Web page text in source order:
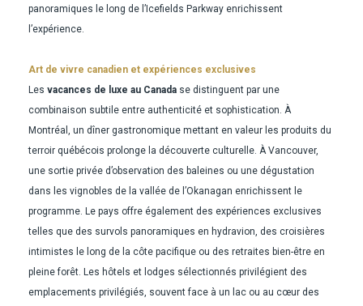
panoramiques le long de l’Icefields Parkway enrichissent
l’expérience.
Art de vivre canadien et expériences exclusives
Les vacances de luxe au Canada se distinguent par une
combinaison subtile entre authenticité et sophistication. À
Montréal, un dîner gastronomique mettant en valeur les produits du
terroir québécois prolonge la découverte culturelle. À Vancouver,
une sortie privée d’observation des baleines ou une dégustation
dans les vignobles de la vallée de l’Okanagan enrichissent le
programme. Le pays offre également des expériences exclusives
telles que des survols panoramiques en hydravion, des croisières
intimistes le long de la côte pacifique ou des retraites bien-être en
pleine forêt. Les hôtels et lodges sélectionnés privilégient des
emplacements privilégiés, souvent face à un lac ou au cœur des